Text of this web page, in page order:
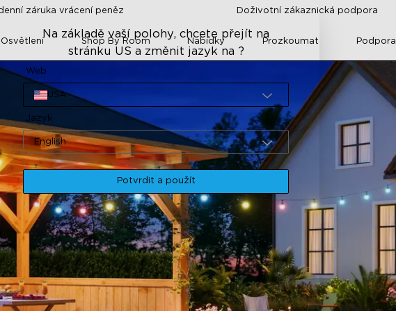
záruka vrácení peněz Doživotní zákaznická podpora
Shop By Room Nabídky Prozkoumat Podpora
Na základě vaší polohy, chcete přejít na
stránku US a změnit jazyk na ?
Web
USA
Jazyk
English
Potvrdit a použít